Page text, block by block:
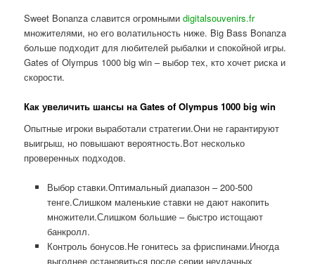
Sweet Bonanza славится огромнымиdigitalsouvenirs.fr
множителями, но его волатильность ниже. Big Bass Bonanza
больше подходит для любителей рыбалки и спокойной игры.
Gates of Olympus 1000 big win – выбор тех, кто хочет риска и
скорости.
Как увеличить шансы на Gates of Olympus 1000 big win
Опытные игроки выработали стратегии.Они не гарантируют
выигрыш, но повышают вероятность.Вот несколько
проверенных подходов.
Выбор ставки.Оптимальный диапазон – 200-500
тенге.Слишком маленькие ставки не дают накопить
множители.Слишком большие – быстро истощают
банкролл.
Контроль бонусов.Не гонитесь за фриспинами.Иногда
выгоднее остановиться после серии неудачных